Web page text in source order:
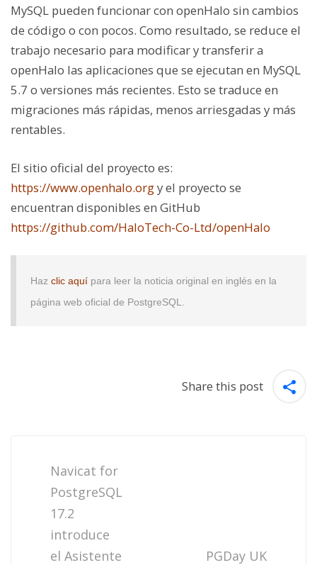
MySQL pueden funcionar con openHalo sin cambios
de código o con pocos. Como resultado, se reduce el
trabajo necesario para modificar y transferir a
openHalo las aplicaciones que se ejecutan en MySQL
5.7 o versiones más recientes. Esto se traduce en
migraciones más rápidas, menos arriesgadas y más
rentables.
El sitio oficial del proyecto es:
https://www.openhalo.orgy el proyecto se
encuentran disponibles en GitHub
https://github.com/HaloTech-Co-Ltd/openHalo
Haz clic aquí para leer la noticia original en inglés en la
página web oficial de PostgreSQL.
Share this post
navigation
Navicat for
PostgreSQL
17.2
introduce
el Asistente
PGDay UK